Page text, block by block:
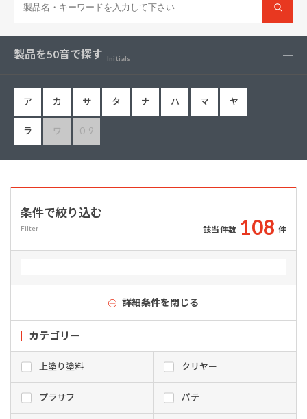
製品を50音で探す Initials
ア カ サ タ ナ ハ マ ヤ
ラ ワ 0-9
条件で絞り込む
Filter 該当件数 108 件
詳細条件を閉じる
カテゴリー
上塗り塗料 クリヤー
プラサフ パテ